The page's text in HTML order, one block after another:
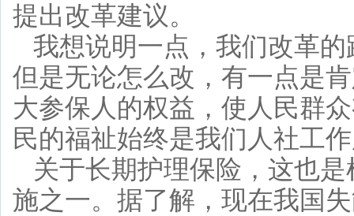
提出改革建议。
我想说明一点，我们改革
但是无论怎么改，有一点是
大参保人的权益，使人民群
民的福祉始终是我们人社工
关于长期护理保险，这也
施之一。据了解，现在我国